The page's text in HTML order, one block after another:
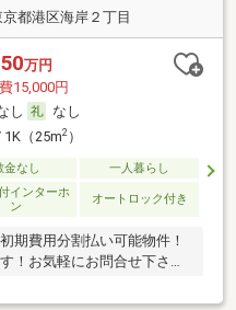
京都港区海岸２丁目
万円
15,000円
し
なし
1K（25m2）
金なし 一人暮らし
インターホ
ン
オートロック付き
期費用分割払い可能物件！
！お気軽にお問合せ下さ